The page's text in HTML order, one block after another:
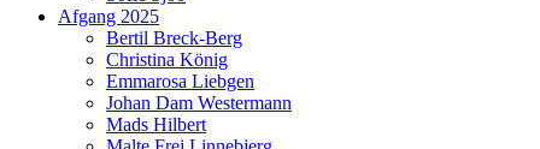
Afgang 2025
Bertil Breck-Berg
Christina König
Emmarosa Liebgen
Johan Dam Westermann
Mads Hilbert